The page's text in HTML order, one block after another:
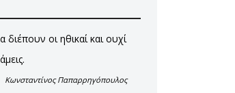
οι ηθικαί και ουχί
Κωνσταντίνος Παπαρρηγόπουλος